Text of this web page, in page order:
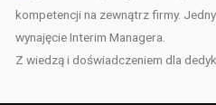
kompetencji na zewnątrz firmy.
wynajęcie Interim Managera.
Z wiedzą i doświadczeniem dla